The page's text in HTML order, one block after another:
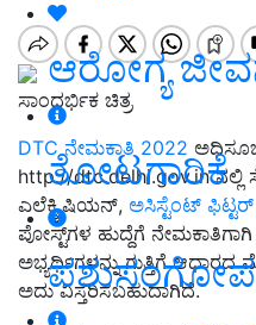
ಆರೋಗ್ಯ
ತೋಟಗಾರಿಕೆ
ಸಾಂದರ್ಭಿಕ ಚಿತ್ರ
DTC ನೇಮಕಾತಿ 2022
http://dtc.delhi.gov.in
ಎಲೆಕ್ಟ್ರಿಷಿಯನ್, ಅಸಿಸ್ಟೆಂಟ್ ಫಿಟ್ಟರ್
ಪೋಸ್ಟ್‌ಗಳ ಹುದ್ದೆಗೆ
ಅಭ್ಯರ್ಥಿಗಳನ್ನು ಗುತ್ತಿಗೆ ಆಧಾರದ
ಅದು ವಿಸ್ತರಿಸಬಹುದಾಗಿದೆ.